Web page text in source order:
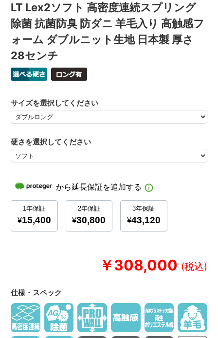
LT Lex2ソフト 高密度連続スプリング
除菌 抗菌防臭 防ダニ 羊毛入り 高触感フ
ォーム ダブルニット生地 日本製 厚さ
28センチ
￥308,000
サイズを選択してください
硬さを選択してください
仕様・スペック